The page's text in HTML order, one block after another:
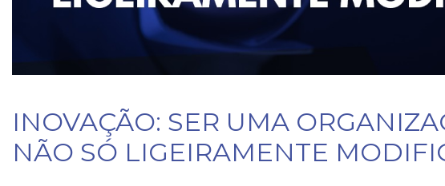
INOVAÇÃO: SER UMA
NÃO SÓ LIGEIRAMENTE